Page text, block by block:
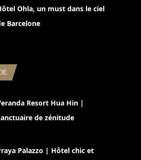
Ohla, un must dans le ciel
Barcelone
Resort Hua Hin |
de zénitude
Palazzo | Hôtel chic et